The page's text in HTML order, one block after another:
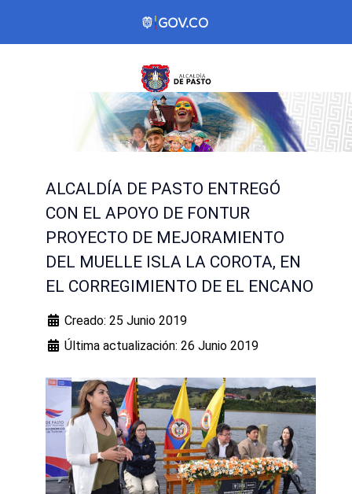
ALCALDÍA DE PASTO ENTREGÓ
CON EL APOYO DE FONTUR
PROYECTO DE MEJORAMIENTO
DEL MUELLE ISLA LA COROTA, EN
EL CORREGIMIENTO DE EL ENCANO
Creado: 25 Junio 2019
Última actualización: 26 Junio 2019